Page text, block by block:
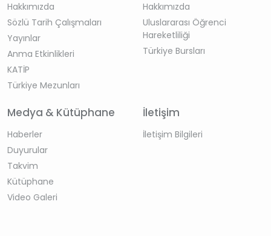
Hakkımızda
Sözlü Tarih Çalışmaları
Yayınlar
Anma Etkinlikleri
KATİP
Türkiye Mezunları
Hakkımızda
Uluslararası Öğrenci
Hareketliliği
Türkiye Bursları
Medya & Kütüphane
Haberler
Duyurular
Takvim
Kütüphane
Video Galeri
İletişim
İletişim Bilgileri